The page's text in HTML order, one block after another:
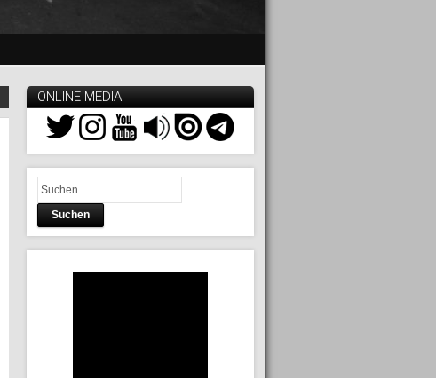
ONLINE MEDIA
Suchen